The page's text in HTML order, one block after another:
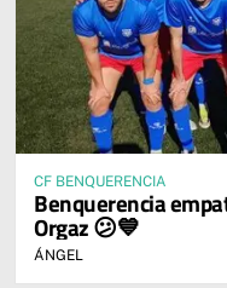
CF BENQUERENCIA
Benquerencia
Orgaz 😕💙
ÁNGEL